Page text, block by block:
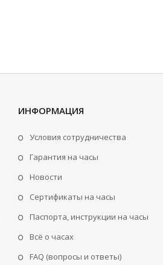
ИНФОРМАЦИЯ
Условия сотрудничества
Гарантия на часы
Новости
Сертификаты на часы
Паспорта, инструкции на часы
Всё о часах
FAQ (вопросы и ответы)